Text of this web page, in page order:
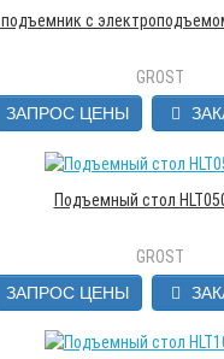
с
GROST
ЗАПРОС ЦЕНЫ
Подъемный стол
GROST
ЗАПРОС ЦЕНЫ